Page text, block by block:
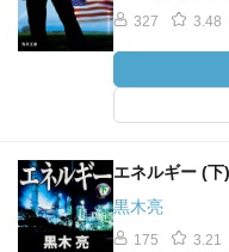
327 3.48
エネルギー (
黒木亮
175 3.21